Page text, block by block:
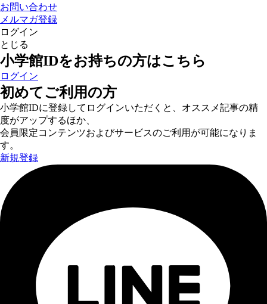
お問い合わせ
メルマガ登録
ログイン
とじる
小学館IDをお持ちの方はこちら
ログイン
初めてご利用の方
小学館IDに登録してログインいただくと、オススメ記事の精
度がアップするほか、
会員限定コンテンツおよびサービスのご利用が可能になりま
す。
新規登録